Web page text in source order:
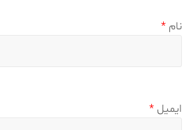
نام*
ایمیل*